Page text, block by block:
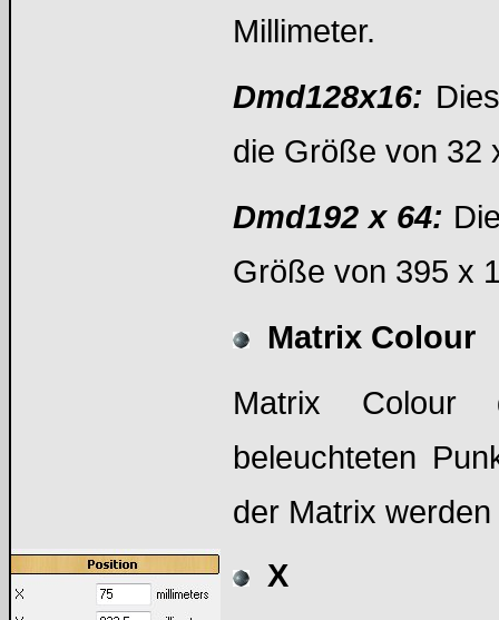
Millimeter.
Dmd128x16:
die Größe von 32
Dmd192 x 64:
Größe von 395 x
Matrix Colour
Matrix Colour
beleuchteten
der Matrix
X